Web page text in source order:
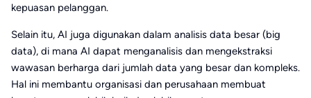
kepuasan pelanggan.
Selain itu, AI juga digunakan dalam analisis data besar (big
data), di mana AI dapat menganalisis dan mengekstraksi
wawasan berharga dari jumlah data yang besar dan kompleks.
Hal ini membantu organisasi dan perusahaan membuat